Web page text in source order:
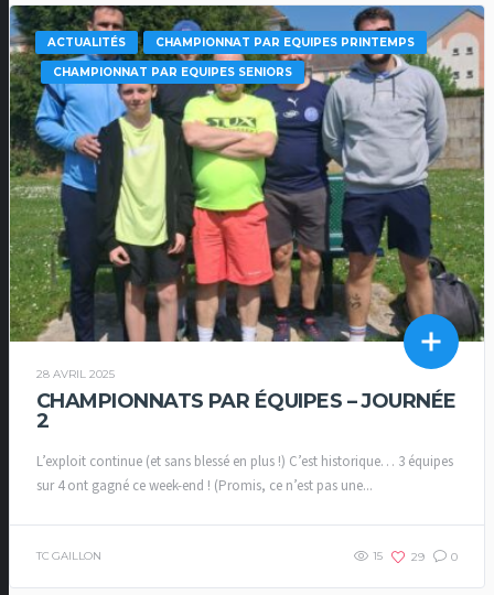
ACTUALITÉS CHAMPIONNAT PAR EQUIPES PRINTEMPS
CHAMPIONNAT PAR EQUIPES SENIORS
28 AVRIL 2025
CHAMPIONNATS PAR ÉQUIPES – JOURNÉE
2
L’exploit continue (et sans blessé en plus !) C’est historique… 3 équipes
sur 4 ont gagné ce week-end ! (Promis, ce n’est pas une...
TC GAILLON 15 29 0